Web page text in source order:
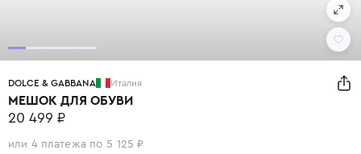
DOLCE & GABBANA Италия
МЕШОК ДЛЯ ОБУВИ
20 499 ₽
или 4 платежа по 5 125 ₽